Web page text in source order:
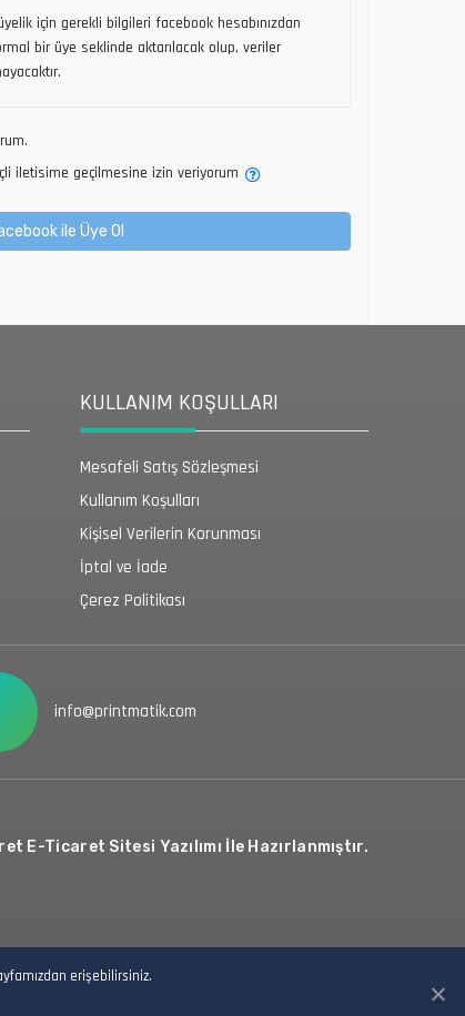
için gerekli bilgileri facebook hesabınızdan
bir üye seklinde aktarılacak olup, veriler
iletisime geçilmesine izin veriyorum
ile Üye Ol
erişebilirsiniz.
KULLANIM KOŞULLARI
Mesafeli Satış Sözleşmesi
Kullanım Koşulları
Kişisel Verilerin Korunması
İptal ve İade
Çerez Politikası
info@printmatik.com
E-Ticaret Sitesi Yazılımı İle Hazırlanmıştır.